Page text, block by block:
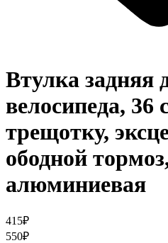
Втулка задняя
велосипеда, 36
трещотку,
ободной
алюминиевая
415₽
550₽